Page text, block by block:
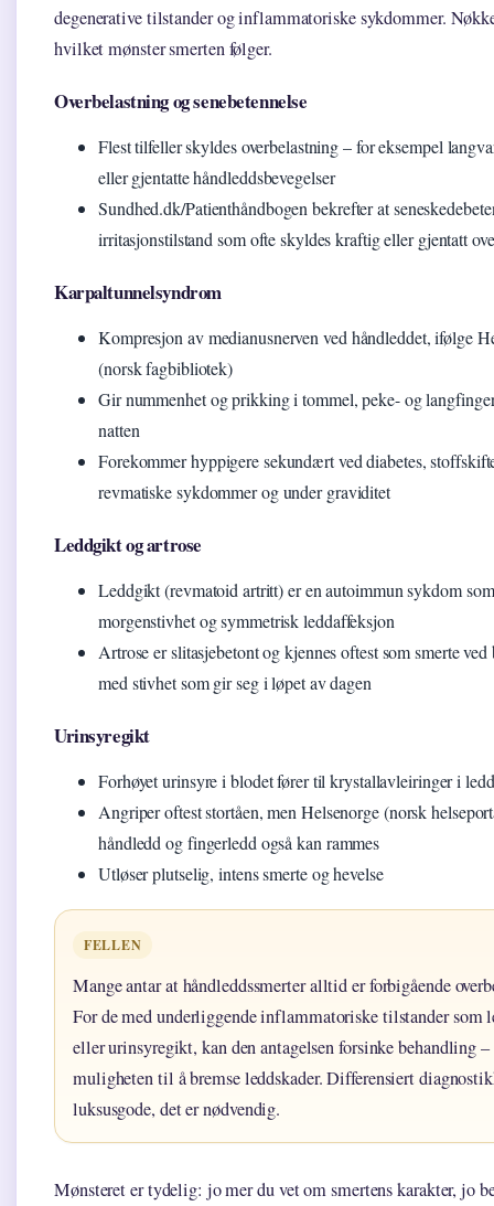
degenerative tilstander og inflammatoriske sykdommer.
hvilket mønster smerten følger.
Overbelastning og senebetennelse
Flest tilfeller skyldes overbelastning – for eksempel
eller gjentatte håndleddsbevegelser
Sundhed.dk/Patienthåndbogen bekrefter at
irritasjonstilstand som ofte skyldes kraftig eller gjentatt
Karpaltunnelsyndrom
Kompresjon av medianusnerven ved håndleddet, ifølge
(norsk fagbibliotek)
Gir nummenhet og prikking i tommel, peke- og
natten
Forekommer hyppigere sekundært ved diabetes,
revmatiske sykdommer og under graviditet
Leddgikt og artrose
Leddgikt (revmatoid artritt) er en autoimmun sykdom
morgenstivhet og symmetrisk leddaffeksjon
Artrose er slitasjebetont og kjennes oftest som smerte ved
med stivhet som gir seg i løpet av dagen
Urinsyregikt
Forhøyet urinsyre i blodet fører til krystallavleiringer i ledd
Angriper oftest stortåen, men Helsenorge (norsk
håndledd og fingerledd også kan rammes
Utløser plutselig, intens smerte og hevelse
FELLEN
Mange antar at håndleddssmerter alltid er forbigående
For de med underliggende inflammatoriske tilstander som
eller urinsyregikt, kan den antagelsen forsinke behandling –
muligheten til å bremse leddskader. Differensiert
luksusgode, det er nødvendig.
Mønsteret er tydelig: jo mer du vet om smertens karakter, jo